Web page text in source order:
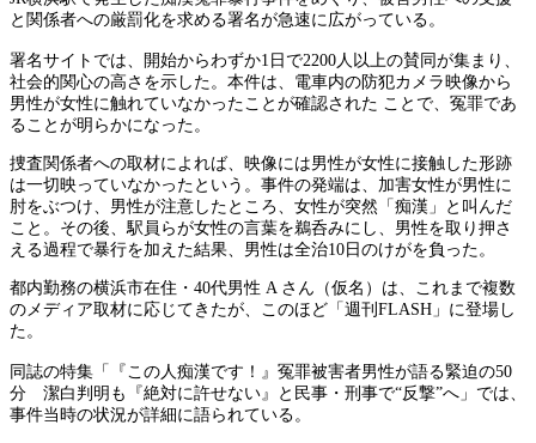
と関係者への厳罰化を求める署名が急速に広がっている。
署名サイトでは、開始からわずか1日で2200人以上の賛同が集まり、
社会的関心の高さを示した。本件は、電車内の防犯カメラ映像から
男性が女性に触れていなかったことが確認された ことで、冤罪であ
ることが明らかになった。
捜査関係者への取材によれば、映像には男性が女性に接触した形跡
は一切映っていなかったという。事件の発端は、加害女性が男性に
肘をぶつけ、男性が注意したところ、女性が突然「痴漢」と叫んだ
こと。その後、駅員らが女性の言葉を鵜呑みにし、男性を取り押さ
える過程で暴行を加えた結果、男性は全治10日のけがを負った。
都内勤務の横浜市在住・40代男性 A さん（仮名）は、これまで複数
のメディア取材に応じてきたが、このほど「週刊FLASH」に登場し
た。
同誌の特集「『この人痴漢です！』冤罪被害者男性が語る緊迫の50
分 潔白判明も『絶対に許せない』と民事・刑事で“反撃”へ」では、
事件当時の状況が詳細に語られている。